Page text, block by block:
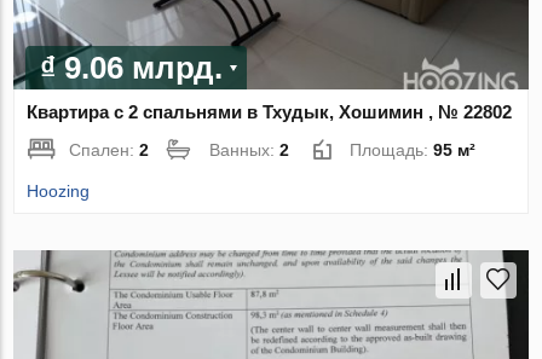
₫ 9.06 млрд.
Квартира с 2 спальнями в Тхудык, Хошимин , № 22802
Спален:2 Ванных:2 Площадь:95 м²
Hoozing